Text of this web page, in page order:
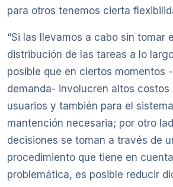
para otros tenemos cierta
“Si las llevamos a cabo sin tomar
distribución de las tareas a lo
posible que en ciertos momentos
demanda- involucren altos costos
usuarios y también para el
mantención necesaria; por otro
decisiones se toman a través de
procedimiento que tiene en
problemática, es posible reducir